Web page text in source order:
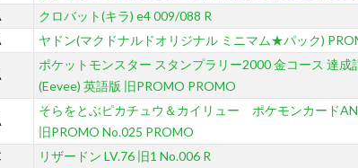
クロバット(キラ) e4 009/088 R
ヤドン(マクドナルドオリジナル ミニマム★パック)
ポケットモンスター スタンプラリー2000 金コース 達成
(Eevee) 英語版 旧PROMO PROMO
そらをとぶピカチュウ＆カイリュー ポケモンカード
旧PROMO No.025 PROMO
リザードン LV.76 旧1 No.006 R